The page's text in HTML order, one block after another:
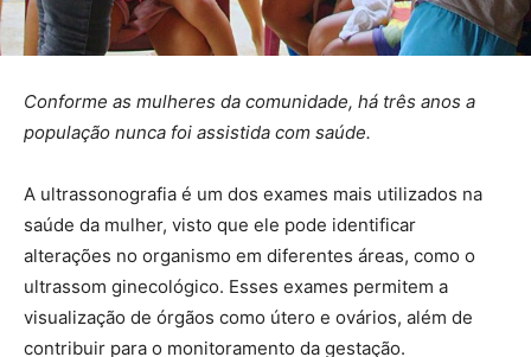
Conforme as mulheres da comunidade, há três anos a
população nunca foi assistida com saúde.
A ultrassonografia é um dos exames mais utilizados na
saúde da mulher, visto que ele pode identificar
alterações no organismo em diferentes áreas, como o
ultrassom ginecológico. Esses exames permitem a
visualização de órgãos como útero e ovários, além de
contribuir para o monitoramento da gestação.